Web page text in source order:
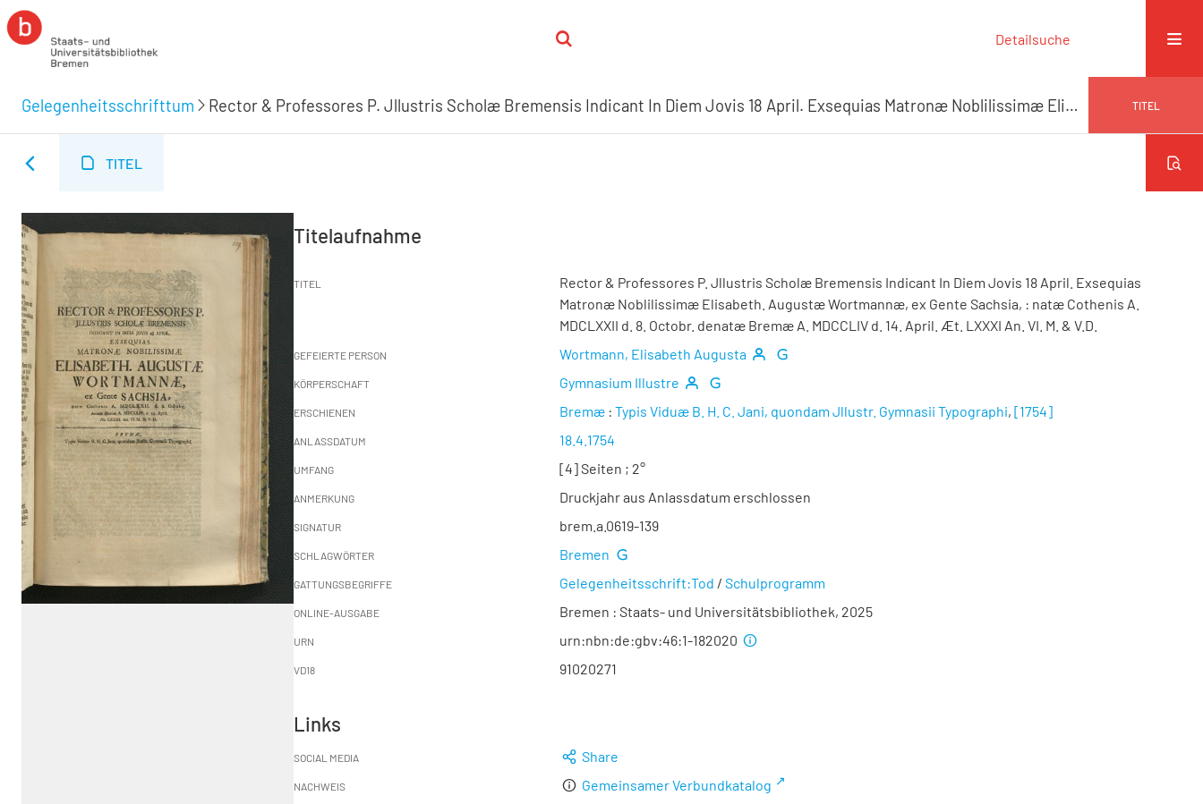
Detailsuche
Gelegenheitsschrifttum Rector & Professores P. Jllustris Scholæ Bremensis Indicant In Diem Jovis 18 April. Exsequias Matronæ Noblilissimæ Elisabeth. Augustæ Wortmannæ, ex Gente Sachsia, TITEL
TITEL
Titelaufnahme
TITEL
Rector & Professores P. Jllustris Scholæ Bremensis Indicant In Diem Jovis 18 April. Exsequias
Matronæ Noblilissimæ Elisabeth. Augustæ Wortmannæ, ex Gente Sachsia, : natæ Cothenis A.
MDCLXXII d. 8. Octobr. denatæ Bremæ A. MDCCLIV d. 14. April. Æt. LXXXI An. VI. M. & V.D.
GEFEIERTE PERSON Wortmann, Elisabeth Augusta
KÖRPERSCHAFT Gymnasium Illustre
ERSCHIENEN Bremæ : Typis Viduæ B. H. C. Jani, quondam Jllustr. Gymnasii Typographi, [1754]
ANLASSDATUM 18.4.1754
UMFANG [4] Seiten ; 2°
ANMERKUNG Druckjahr aus Anlassdatum erschlossen
SIGNATUR brem.a.0619-139
SCHLAGWÖRTER Bremen
GATTUNGSBEGRIFFE Gelegenheitsschrift:Tod / Schulprogramm
ONLINE-AUSGABE Bremen : Staats- und Universitätsbibliothek, 2025
URN urn:nbn:de:gbv:46:1-182020
VD18 91020271
Links
SOCIAL MEDIA Share
NACHWEIS Gemeinsamer Verbundkatalog